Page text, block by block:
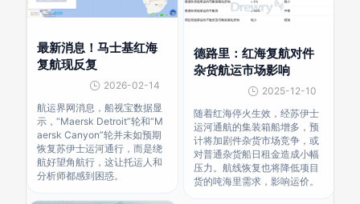
最新消息！马士基红海
复航现反复
2026-02-14
航运界网消息，船视宝数据显
示，“Maersk Detroit”轮和“M
aersk Canyon”轮并未如预期
恢复苏伊士运河通行，而是绕
航好望角航行，这让托运人和
分析师都感到困惑。
德路里：红海复航对件
杂货航运市场影响
2025-12-10
随着红海停火生效，经苏伊士
运河通航的集装箱船增多，预
计将加剧件杂货市场竞争，或
对普通杂货船日租金造成小幅
压力。航线恢复也将降低项目
货的吨海里需求，影响运价。